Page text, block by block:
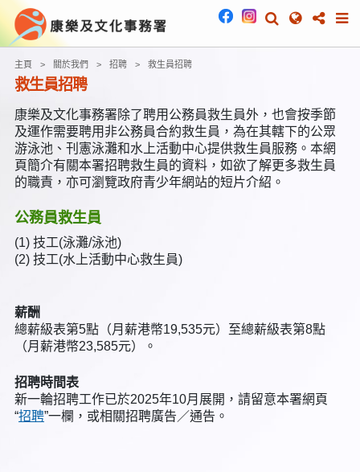
主頁 關於我們 招聘 救生員招聘
救生員招聘
康樂及文化事務署除了聘用公務員救生員外，也會按季節
及運作需要聘用非公務員合約救生員，為在其轄下的公眾
游泳池、刊憲泳灘和水上活動中心提供救生員服務。本網
頁簡介有關本署招聘救生員的資料，如欲了解更多救生員
的職責，亦可瀏覽政府青少年網站的短片介紹。
公務員救生員
(1) 技工(泳灘/泳池)
(2) 技工(水上活動中心救生員)
薪酬
總薪級表第5點（月薪港幣19,535元）至總薪級表第8點
（月薪港幣23,585元）。
招聘時間表
新一輪招聘工作已於2025年10月展開，請留意本署網頁
“招聘”一欄，或相關招聘廣告／通告。